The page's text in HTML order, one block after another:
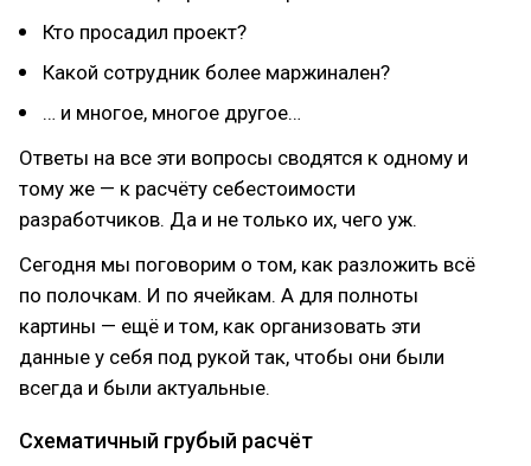
Кто просадил проект?
Какой сотрудник более маржинален?
… и многое, многое другое…
Ответы на все эти вопросы сводятся к одному и
тому же — к расчёту себестоимости
разработчиков. Да и не только их, чего уж.
Cегодня мы поговорим о том, как разложить всё
по полочкам. И по ячейкам. А для полноты
картины — ещё и том, как организовать эти
данные у себя под рукой так, чтобы они были
всегда и были актуальные.
Схематичный грубый расчёт